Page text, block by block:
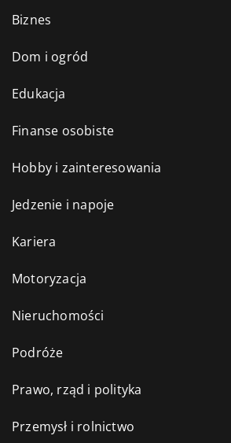
Biznes
Dom i ogród
Edukacja
Finanse osobiste
Hobby i zainteresowania
Jedzenie i napoje
Kariera
Motoryzacja
Nieruchomości
Podróże
Prawo, rząd i polityka
Przemysł i rolnictwo